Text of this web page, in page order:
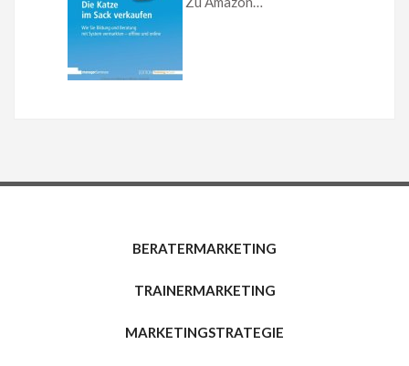
BERATERMARKETING
TRAINERMARKETING
MARKETINGSTRATEGIE